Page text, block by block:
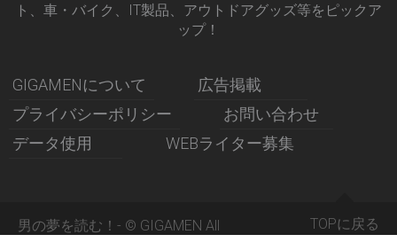
ト、車・バイク、IT製品、アウトドアグッズ等をピックア
ップ！
GIGAMENについて
広告掲載
プライバシーポリシー
お問い合わせ
データ使用
WEBライター募集
男の夢を読む！- © GIGAMEN All
TOPに戻る